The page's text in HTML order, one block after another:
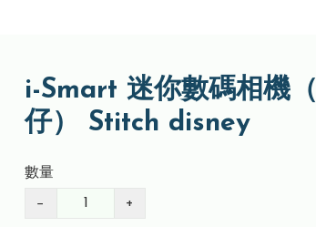
i-Smart 迷你數碼相機
仔） Stitch disney
數量
− +